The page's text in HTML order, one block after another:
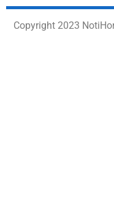
Copyright 2023